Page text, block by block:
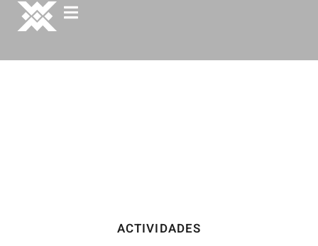
ACTIVIDADES